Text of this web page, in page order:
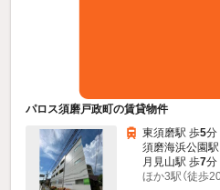
パロス須磨戸政町の賃貸物件
東須磨駅 歩5分
須磨海浜公園
月見山駅 歩7分
ほか3駅（徒歩